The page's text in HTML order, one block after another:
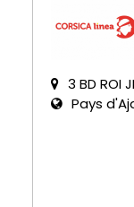
3 BD ROI
Pays